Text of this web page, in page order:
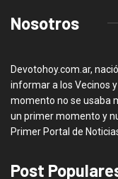
Nosotros
Devotohoy.com.ar,
informar a los Vecinos
momento no se usaba
un primer momento y
Primer Portal de
Post